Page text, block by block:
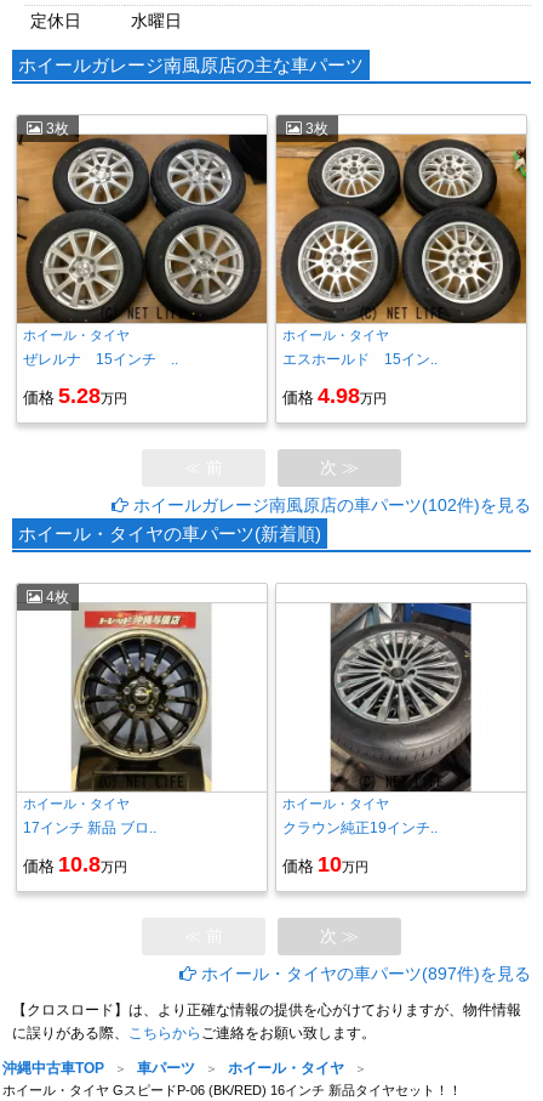
定休日
水曜日
ホイールガレージ南風原店の主な車パーツ
3枚
ホイール・タイヤ
ぜレルナ 15インチ ..
価格 5.28万円
3枚
ホイール・タイヤ
エスホールド 15イン..
価格 4.98万円
次 ≫
ホイールガレージ南風原店の車パーツ(102件)を見る
ホイール・タイヤの車パーツ(新着順)
4枚
ホイール・タイヤ
17インチ 新品 ブロ..
価格 10.8万円
ホイール・タイヤ
クラウン純正19インチ..
価格 10万円
次 ≫
ホイール・タイヤの車パーツ(897件)を見る
【クロスロード】は、より正確な情報の提供を心がけておりますが、物件情報
に誤りがある際、 こちらから ご連絡をお願い致します。
沖縄中古車TOP 車パーツ ホイール・タイヤ
ホイール・タイヤ GスピードP-06 (BK/RED) 16インチ 新品タイヤセット！！